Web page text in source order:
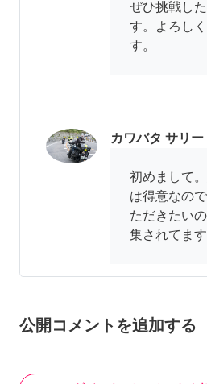
ぜひ挑戦し
す。よろし
す。
カワバタ サリー
初めまして
は得意なの
ただきたい
集されてま
公開コメントを追加する